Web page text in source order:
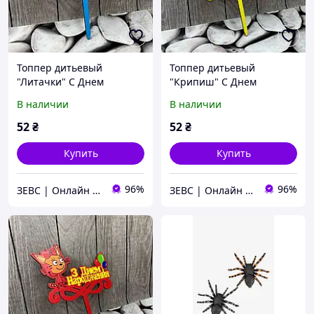
Топпер дитьевый
"Литачки" С Днем
уп. 18*14см
В наличии
52₴
Купить
ЗЕВС | Онлайн Гипермаркет 96%
Топпер дитьевый
"Крипиш" С Днем
уп. 18*14см
В наличии
52₴
Купить
ЗЕВС | Онлайн Гипермаркет 96%